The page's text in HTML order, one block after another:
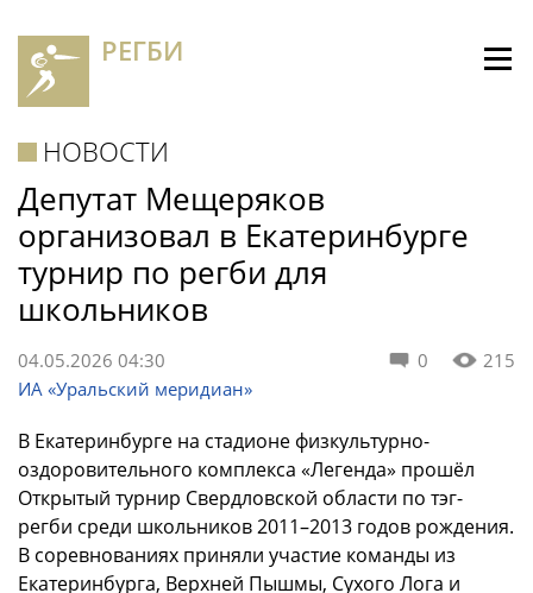
РЕГБИ
НОВОСТИ
Депутат Мещеряков
организовал в Екатеринбурге
турнир по регби для
школьников
0 215
04.05.2026 04:30
ИА «Уральский меридиан»
В Екатеринбурге на стадионе физкультурно-
оздоровительного комплекса «Легенда» прошёл
Открытый турнир Свердловской области по тэг-
регби среди школьников 2011–2013 годов рождения.
В соревнованиях приняли участие команды из
Екатеринбурга, Верхней Пышмы, Сухого Лога и